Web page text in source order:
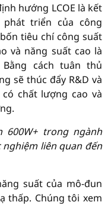
hướng LCOE là kết
triển của công
tiêu chí công suất
và năng suất cao là
cách tuân thủ
sẽ thúc đẩy R&D và
chất lượng cao và
600W+ trong ngành
liên quan đến
suất của mô-đun
thấp. Chúng tôi xem